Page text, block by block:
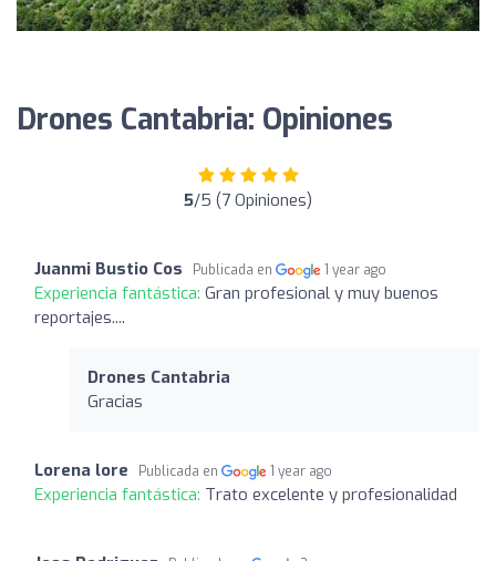
Drones Cantabria: Opiniones
5/5 (7 Opiniones)
Juanmi Bustio Cos Publicada en 1 year ago
Experiencia fantástica: Gran profesional y muy buenos
reportajes....
Drones Cantabria
Gracias
Lorena lore Publicada en 1 year ago
Experiencia fantástica: Trato excelente y profesionalidad